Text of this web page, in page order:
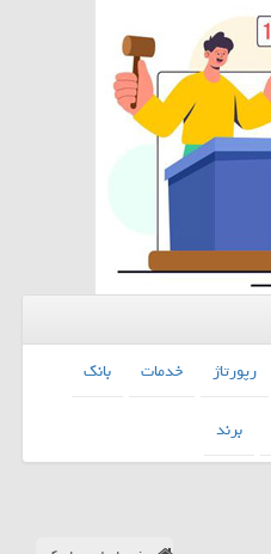
رپورتاژ خدمات
بانك
برند